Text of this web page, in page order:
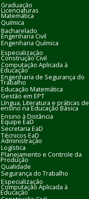
Graduação
Licenciaturas
Matemática
Química
Bacharelado
Engenharia Civil
Engenharia Química
Especialização
Construção Civil
Computação Aplicada à
Educação
Engenharia de Segurança do
Trabalho
Educação Matemática
Gestão em EPT
Língua, Literatura e práticas de
ensino na Educação Básica
Ensino à Distância
Equipe EaD
Secretaria EaD
Técnicos EaD
Administração
Logística
Planejamento e Controle da
Produção
Qualidade
Segurança do Trabalho
Especialização
Computação Aplicada à
Educação